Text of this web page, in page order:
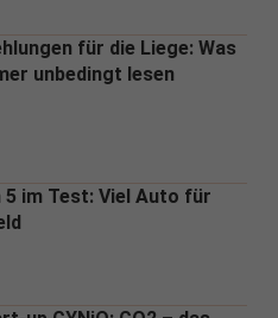
für die Liege: Was
unbedingt lesen
5 im Test: Viel Auto für